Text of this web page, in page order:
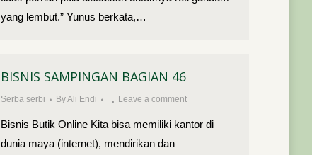
yang lembut.” Yunus berkata,…
BISNIS SAMPINGAN BAGIAN 46
Serba serbi ByAli Endi Leave a comment
Bisnis Butik Online Kita bisa memiliki kantor di
dunia maya (internet), mendirikan dan